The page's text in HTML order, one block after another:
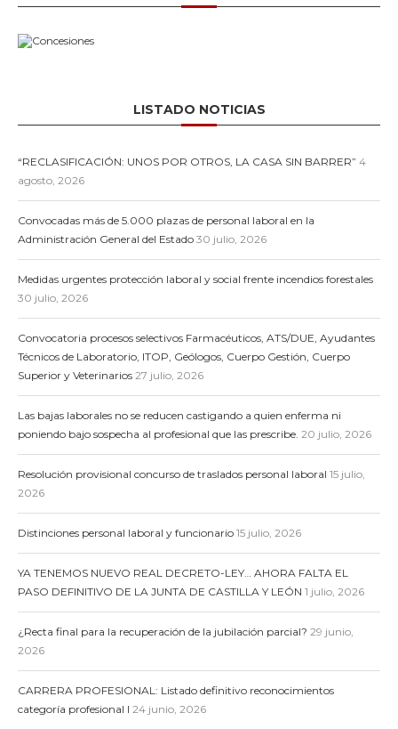
LISTADO NOTICIAS
“RECLASIFICACIÓN: UNOS POR OTROS, LA CASA SIN BARRER” 4
agosto, 2026
Convocadas más de 5.000 plazas de personal laboral en la
Administración General del Estado 30 julio, 2026
Medidas urgentes protección laboral y social frente incendios forestales
30 julio, 2026
Convocatoria procesos selectivos Farmacéuticos, ATS/DUE, Ayudantes
Técnicos de Laboratorio, ITOP, Geólogos, Cuerpo Gestión, Cuerpo
Superior y Veterinarios 27 julio, 2026
Las bajas laborales no se reducen castigando a quien enferma ni
poniendo bajo sospecha al profesional que las prescribe. 20 julio, 2026
Resolución provisional concurso de traslados personal laboral 15 julio,
2026
Distinciones personal laboral y funcionario 15 julio, 2026
YA TENEMOS NUEVO REAL DECRETO-LEY… AHORA FALTA EL
PASO DEFINITIVO DE LA JUNTA DE CASTILLA Y LEÓN 1 julio, 2026
¿Recta final para la recuperación de la jubilación parcial? 29 junio,
2026
CARRERA PROFESIONAL: Listado definitivo reconocimientos
categoría profesional I 24 junio, 2026